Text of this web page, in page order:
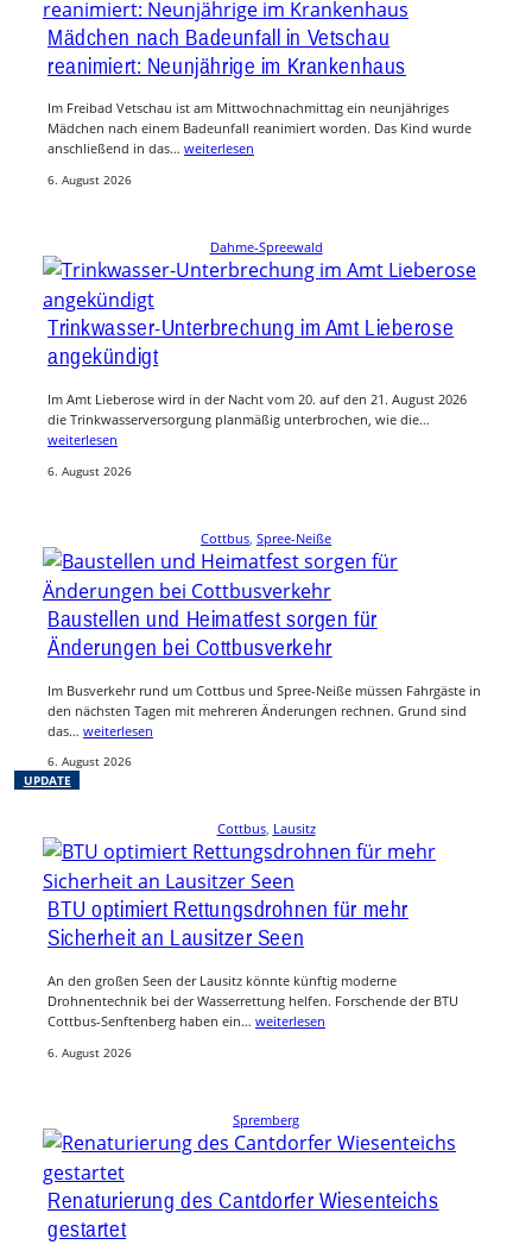
Mädchen nach Badeunfall in Vetschau
reanimiert: Neunjährige im Krankenhaus
Im Freibad Vetschau ist am Mittwochnachmittag ein neunjähriges
Mädchen nach einem Badeunfall reanimiert worden. Das Kind wurde
anschließend in das… weiterlesen
6. August 2026
Dahme-Spreewald
Trinkwasser-Unterbrechung im Amt Lieberose
angekündigt
Im Amt Lieberose wird in der Nacht vom 20. auf den 21. August 2026
die Trinkwasserversorgung planmäßig unterbrochen, wie die…
weiterlesen
6. August 2026
Cottbus Spree-Neiße
UPDATE
Baustellen und Heimatfest sorgen für
Änderungen bei Cottbusverkehr
Im Busverkehr rund um Cottbus und Spree-Neiße müssen Fahrgäste in
den nächsten Tagen mit mehreren Änderungen rechnen. Grund sind
das… weiterlesen
6. August 2026
Cottbus, Lausitz
BTU optimiert Rettungsdrohnen für mehr
Sicherheit an Lausitzer Seen
An den großen Seen der Lausitz könnte künftig moderne
Drohnentechnik bei der Wasserrettung helfen. Forschende der BTU
Cottbus-Senftenberg haben ein… weiterlesen
6. August 2026
Spremberg
Renaturierung des Cantdorfer Wiesenteichs
gestartet